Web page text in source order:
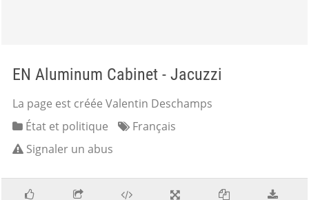
EN Aluminum Cabinet - Jacuzzi
La page est créée Valentin Deschamps
État et politique
Français
Signaler un abus